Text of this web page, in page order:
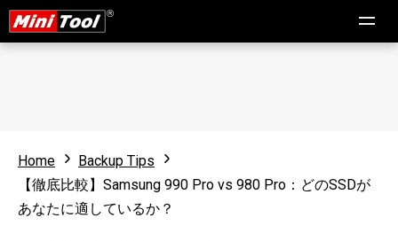
Home
Backup Tips
【徹底比較】Samsung 990 Pro vs 980 Pro：どのSSDが
あなたに適しているか？